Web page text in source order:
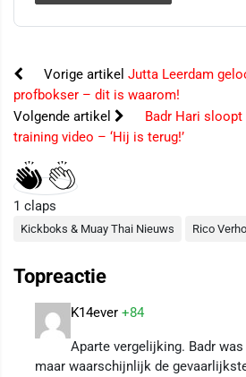
Vorige artikel Jutta Leerdam
profbokser – dit is waarom!
Volgende artikel
Badr Hari
training video – ‘Hij is terug!’
1 claps
Kickboks & Muay Thai Nieuws Rico
Topreactie
K14ever +84
Aparte vergelijking. Badr
maar waarschijnlijk de